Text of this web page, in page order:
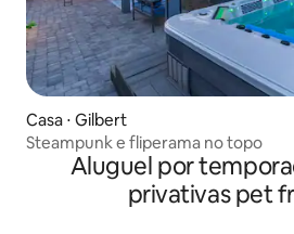
Casa ⋅ Gilbert
Steampunk e fliperama no topo
Aluguel por
privativas pet